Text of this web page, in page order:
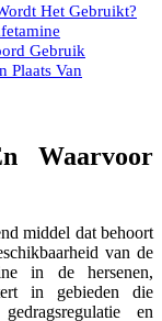
Het Gebruikt?
Gebruik
Plaats Van
Waarvoor
middel dat behoort
van de
in de hersenen,
in gebieden die
en